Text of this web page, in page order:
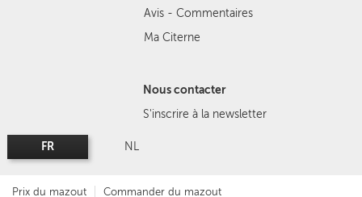
Avis - Commentaires
Ma Citerne
Nous contacter
S'inscrire à la newsletter
FR NL
Prix du mazout Commander du mazout